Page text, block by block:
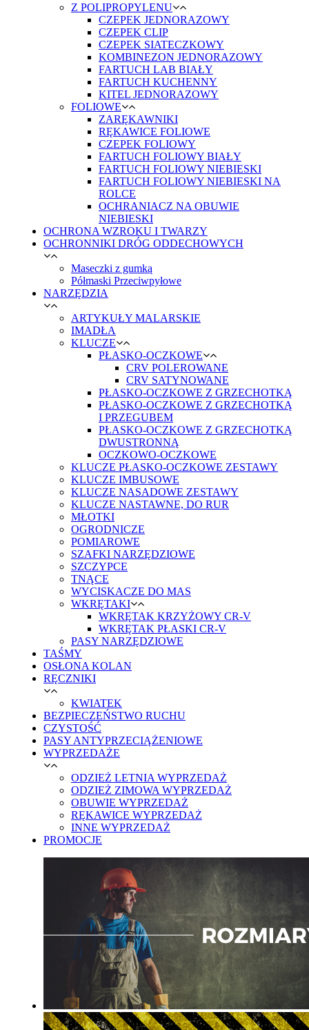
Z POLIPROPYLENU
CZEPEK JEDNORAZOWY
CZEPEK CLIP
CZEPEK SIATECZKOWY
KOMBINEZON JEDNORAZOWY
FARTUCH LAB BIAŁY
FARTUCH KUCHENNY
KITEL JEDNORAZOWY
FOLIOWE
ZARĘKAWNIKI
RĘKAWICE FOLIOWE
CZEPEK FOLIOWY
FARTUCH FOLIOWY BIAŁY
FARTUCH FOLIOWY NIEBIESKI
FARTUCH FOLIOWY NIEBIESKI NA
ROLCE
OCHRANIACZ NA OBUWIE
NIEBIESKI
OCHRONA WZROKU I TWARZY
OCHRONNIKI DRÓG ODDECHOWYCH
Maseczki z gumką
Półmaski Przeciwpyłowe
NARZĘDZIA
ARTYKUŁY MALARSKIE
IMADŁA
KLUCZE
PŁASKO-OCZKOWE
CRV POLEROWANE
CRV SATYNOWANE
PŁASKO-OCZKOWE Z GRZECHOTKĄ
PŁASKO-OCZKOWE Z GRZECHOTKĄ
I PRZEGUBEM
PŁASKO-OCZKOWE Z GRZECHOTKĄ
DWUSTRONNĄ
OCZKOWO-OCZKOWE
KLUCZE PŁASKO-OCZKOWE ZESTAWY
KLUCZE IMBUSOWE
KLUCZE NASADOWE ZESTAWY
KLUCZE NASTAWNE, DO RUR
MŁOTKI
OGRODNICZE
POMIAROWE
SZAFKI NARZĘDZIOWE
SZCZYPCE
TNĄCE
WYCISKACZE DO MAS
WKRĘTAKI
WKRĘTAK KRZYŻOWY CR-V
WKRĘTAK PŁASKI CR-V
PASY NARZĘDZIOWE
TAŚMY
OSŁONA KOLAN
RĘCZNIKI
KWIATEK
BEZPIECZEŃSTWO RUCHU
CZYSTOŚĆ
PASY ANTYPRZECIĄŻENIOWE
WYPRZEDAŻE
ODZIEŻ LETNIA WYPRZEDAŻ
ODZIEŻ ZIMOWA WYPRZEDAŻ
OBUWIE WYPRZEDAŻ
RĘKAWICE WYPRZEDAŻ
INNE WYPRZEDAŻ
PROMOCJE